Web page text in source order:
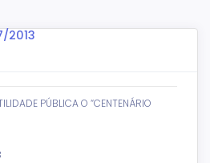
2013
PÚBLICA O “CENTENÁRIO